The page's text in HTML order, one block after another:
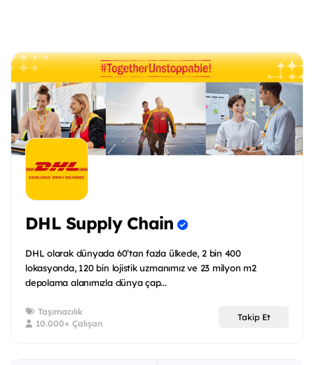
DHL Supply Chain
DHL olarak dünyada 60’tan fazla ülkede, 2 bin 400
lokasyonda, 120 bin lojistik uzmanımız ve 23 milyon m2
depolama alanımızla dünya çap...
Taşımacılık
10.000+ Çalışan
Takip Et